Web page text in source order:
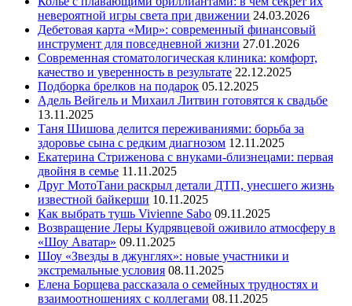
невероятной игры света при движении 24.03.2026
Дебетовая карта «Мир»: современный финансовый
инструмент для повседневной жизни 27.01.2026
Современная стоматологическая клиника: комфорт,
качество и уверенность в результате 22.12.2025
Подборка брелков на подарок 05.12.2025
Адель Вейгель и Михаил Литвин готовятся к свадьбе
13.11.2025
Таня Шишова делится переживаниями: борьба за
здоровье сына с редким диагнозом 12.11.2025
Екатерина Стриженова с внуками-близнецами: первая
двойня в семье 11.11.2025
Друг МотоТани раскрыл детали ДТП, унесшего жизнь
известной байкерши 10.11.2025
Как выбрать тушь Vivienne Sabo 09.11.2025
Возвращение Леры Кудрявцевой оживило атмосферу в
«Шоу Аватар» 09.11.2025
Шоу «Звезды в джунглях»: новые участники и
экстремальные условия 08.11.2025
Елена Борщева рассказала о семейных трудностях и
взаимоотношениях с коллегами 08.11.2025